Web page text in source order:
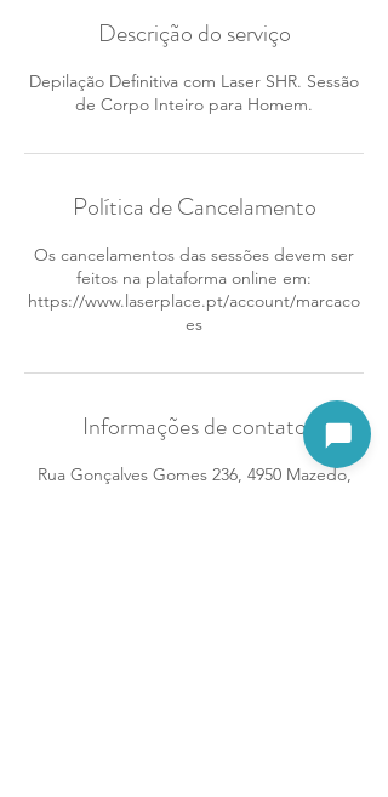
Descrição do serviço
Depilação Definitiva com Laser SHR. Sessão
de Corpo Inteiro para Homem.
Política de Cancelamento
Os cancelamentos das sessões devem ser
feitos na plataforma online em:
https://www.laserplace.pt/account/marcaco
es
Informações de contato
Rua Gonçalves Gomes 236, 4950 Mazedo,
Abrir